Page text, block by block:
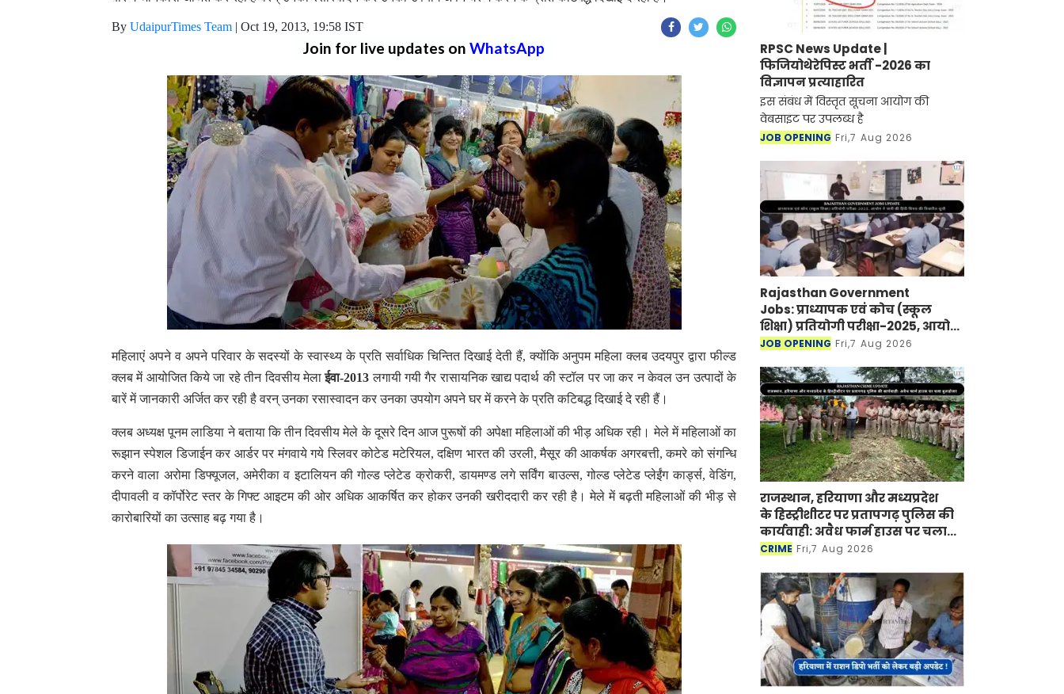
By UdaipurTimes Team | Oct 19, 2013, 19:58 IST
Join for live updates on WhatsApp
महिलाएं अपने व अपने परिवार के सदस्यों के स्वास्थ्य के प्रति सर्वाधिक चिन्तित दिखाई देती हैं, क्योंकि अनुपम महिला क्लब उदयपुर द्वारा फील्ड
क्लब में आयोजित किये जा रहे तीन दिवसीय मेलाईवा-2013 लगायी गयी गैर रासायनिक खाद्य पदार्थ की स्टॉल पर जा कर न केवल उन उत्पादों के
बारें में जानकारी अर्जित कर रही है वरन् उनका रसास्वादन कर उनका उपयोग अपने घर में करने के प्रति कटिबद्ध दिखाई दे रही हैं।
क्लब अध्यक्ष पूनम लाडिया ने बताया कि तीन दिवसीय मेले के दूसरे दिन आज पुरूषों की अपेक्षा महिलाओं की भीड़ अधिक रही। मेले में महिलाओं का
रूझान स्पेशल डिजाईन कर आर्डर पर मंगवाये गये स्लिवर कोटेड मटेरियल, दक्षिण भारत की उरली, मैसूर की आकर्षक अगरबत्ती, कमरे को संगन्धि
करने वाला अरोमा डिफ्यूजल, अमेरीका व इटालियन की गोल्ड प्लेटेड क्रोकरी, डायमण्ड लगे सर्विंग बाउल्स, गोल्ड प्लेटेड प्लेईंग कार्ड्स, वेडिंग,
दीपावली व कॉर्पोरेट स्तर के गिफ्ट आइटम की ओर अधिक आकर्षित कर होकर उनकी खरीददारी कर रही है। मेले में बढ़ती महिलाओं की भीड़ से
कारोबारियों का उत्साह बढ़ गया है।
RPSC News Update |
फिजियोथेरेपिस्ट भर्ती -2026 का
विज्ञापन प्रत्याहारित
इस संबंध में विस्तृत सूचना आयोग की
वेबसाइट पर उपलब्ध है
JOB OPENING Fri,7 Aug 2026
Rajasthan Government
Jobs: प्राध्यापक एवं कोच (स्कूल
शिक्षा) प्रतियोगी परीक्षा-2025, आयोग
ने जारी की हिंदी विषय की विचारित
JOB OPENING Fri,7 Aug 2026
राजस्थान, हरियाणा और मध्यप्रदेश
के हिस्ट्रीशीटर पर प्रतापगढ़ पुलिस की
कार्यवाही: अवैध फार्म हाउस पर चला
बुलडोजर
CRIME Fri,7 Aug 2026